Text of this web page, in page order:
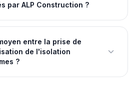
par ALP Construction ?
entre la prise de
de l'isolation
?